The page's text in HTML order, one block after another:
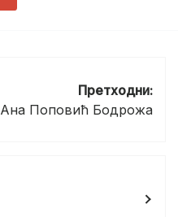
Претходни:
Ана Поповић Бодрожа